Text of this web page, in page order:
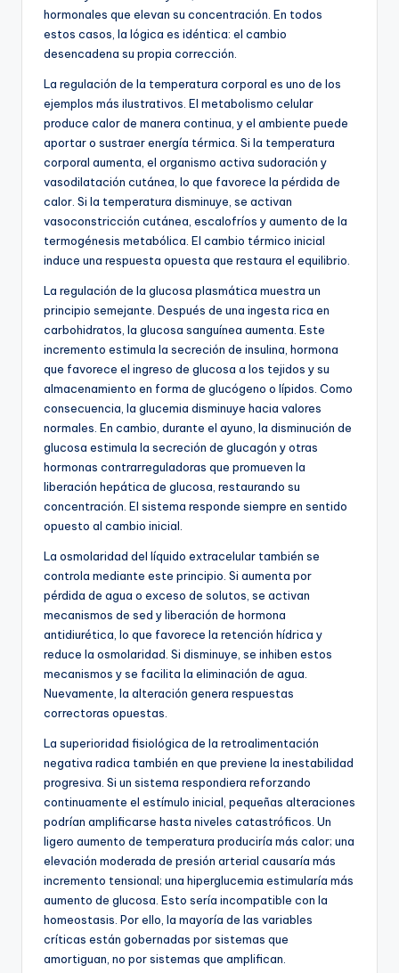
hormonales que elevan su concentración. En todos
estos casos, la lógica es idéntica: el cambio
desencadena su propia corrección.
La regulación de la temperatura corporal es uno de los
ejemplos más ilustrativos. El metabolismo celular
produce calor de manera continua, y el ambiente puede
aportar o sustraer energía térmica. Si la temperatura
corporal aumenta, el organismo activa sudoración y
vasodilatación cutánea, lo que favorece la pérdida de
calor. Si la temperatura disminuye, se activan
vasoconstricción cutánea, escalofríos y aumento de la
termogénesis metabólica. El cambio térmico inicial
induce una respuesta opuesta que restaura el equilibrio.
La regulación de la glucosa plasmática muestra un
principio semejante. Después de una ingesta rica en
carbohidratos, la glucosa sanguínea aumenta. Este
incremento estimula la secreción de insulina, hormona
que favorece el ingreso de glucosa a los tejidos y su
almacenamiento en forma de glucógeno o lípidos. Como
consecuencia, la glucemia disminuye hacia valores
normales. En cambio, durante el ayuno, la disminución de
glucosa estimula la secreción de glucagón y otras
hormonas contrarreguladoras que promueven la
liberación hepática de glucosa, restaurando su
concentración. El sistema responde siempre en sentido
opuesto al cambio inicial.
La osmolaridad del líquido extracelular también se
controla mediante este principio. Si aumenta por
pérdida de agua o exceso de solutos, se activan
mecanismos de sed y liberación de hormona
antidiurética, lo que favorece la retención hídrica y
reduce la osmolaridad. Si disminuye, se inhiben estos
mecanismos y se facilita la eliminación de agua.
Nuevamente, la alteración genera respuestas
correctoras opuestas.
La superioridad fisiológica de la retroalimentación
negativa radica también en que previene la inestabilidad
progresiva. Si un sistema respondiera reforzando
continuamente el estímulo inicial, pequeñas alteraciones
podrían amplificarse hasta niveles catastróficos. Un
ligero aumento de temperatura produciría más calor; una
elevación moderada de presión arterial causaría más
incremento tensional; una hiperglucemia estimularía más
aumento de glucosa. Esto sería incompatible con la
homeostasis. Por ello, la mayoría de las variables
críticas están gobernadas por sistemas que
amortiguan, no por sistemas que amplifican.